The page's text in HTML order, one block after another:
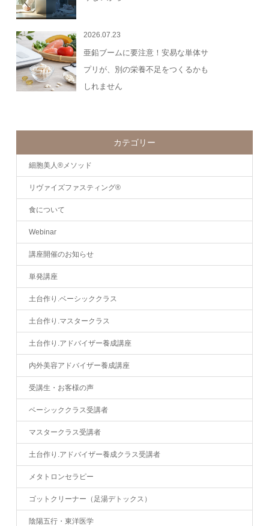
2026.07.23
亜鉛ブームに要注意！安易な単体サ
プリが、別の栄養不足をつくるかも
しれません
カテゴリー
細胞美人®メソッド
リヴァイズファスティング®
食について
Webinar
講座開催のお知らせ
単発講座
土台作り.ベーシッククラス
土台作り.マスタークラス
土台作り.アドバイザー養成講座
内外美容アドバイザー養成講座
受講生・お客様の声
ベーシッククラス受講者
マスタークラス受講者
土台作り.アドバイザー養成クラス受講者
メタトロンセラピー
ゴットクリーナー（足湯デトックス）
陰陽五行・東洋医学